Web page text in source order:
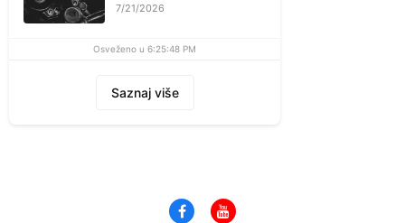
7/21/2026
Osveženo u 6:25:48 PM
Saznaj više